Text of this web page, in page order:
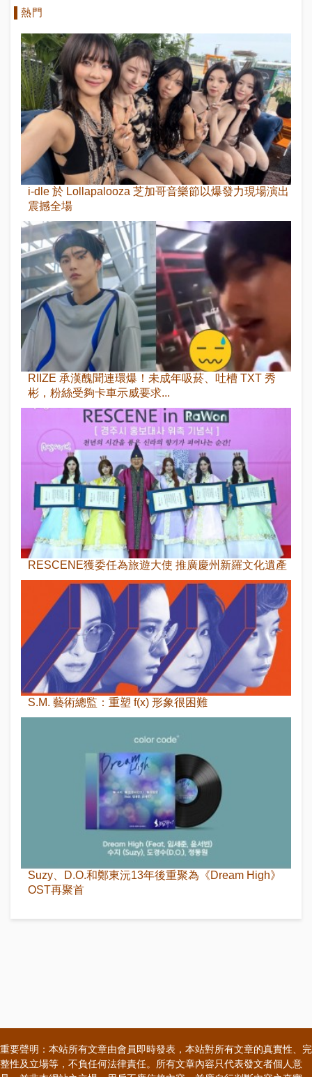
熱門
i-dle 於 Lollapalooza 芝加哥音樂節以爆發力現場演出
震撼全場
RIIZE 承漢醜聞連環爆！未成年吸菸、吐槽 TXT 秀
彬，粉絲受夠卡車示威要求...
RESCENE獲委任為旅遊大使 推廣慶州新羅文化遺產
S.M. 藝術總監：重塑 f(x) 形象很困難
Suzy、D.O.和鄭東沅13年後重聚為《Dream High》
OST再聚首
重要聲明：本站所有文章由會員即時發表，本站對所有文章的真實性、完
整性及立場等，不負任何法律責任。所有文章內容只代表發文者個人意